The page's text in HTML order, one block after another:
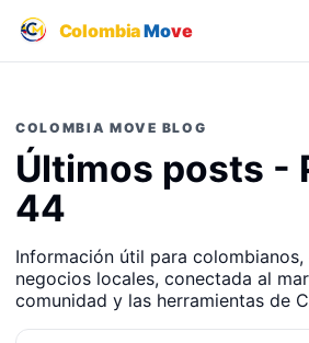
ColombiaMove
COLOMBIA MOVE BLOG
Últimos posts -
44
Información útil para
negocios locales, conectada al
comunidad y las herramientas de